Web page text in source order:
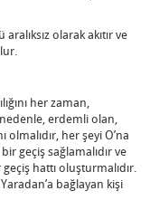
olarak akıtır ve
her zaman,
erdemli olan,
her şeyi O’na
geçiş sağlamalıdır ve
hattı oluşturmalıdır.
bağlayan kişi